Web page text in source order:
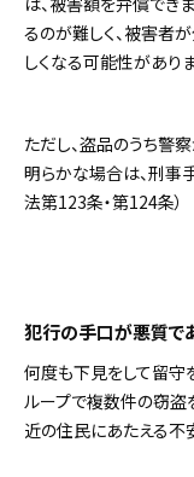
るのが難しく、被害者
しくなる可能性がありま
ただし、盗品のうち警
明らかな場合は、刑事
法第123条・第124条）
犯行の手口が悪質で
何度も下見をして留守
ループで複数件の窃盗
近の住民にあたえる不